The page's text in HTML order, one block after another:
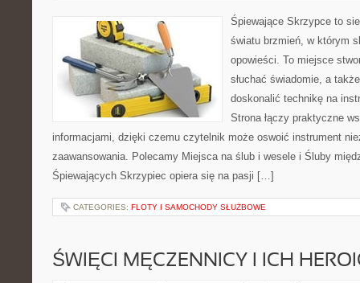
Śpiewające Skrzypce to
światu brzmień, w którym
opowieści. To miejsce
słuchać świadomie, a
doskonalić technikę na
Strona łączy praktyczne
informacjami, dzięki czemu czytelnik może oswoić instrument
zaawansowania. Polecamy Miejsca na ślub i wesele i Śluby
Śpiewających Skrzypiec opiera się na pasji […]
CATEGORIES: FLOTY I SAMOCHODY SŁUŻBOWE
ŚWIĘCI MĘCZENNICY I ICH